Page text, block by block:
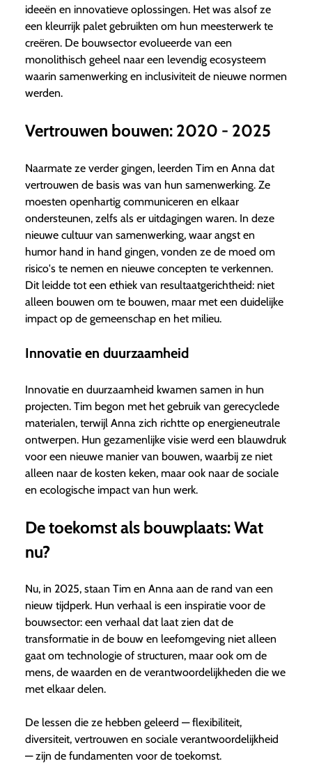
ideeën en innovatieve oplossingen. Het was alsof ze
een kleurrijk palet gebruikten om hun meesterwerk te
creëren. De bouwsector evolueerde van een
monolithisch geheel naar een levendig ecosysteem
waarin samenwerking en inclusiviteit de nieuwe normen
werden.
Vertrouwen bouwen: 2020 - 2025
Naarmate ze verder gingen, leerden Tim en Anna dat
vertrouwen de basis was van hun samenwerking. Ze
moesten openhartig communiceren en elkaar
ondersteunen, zelfs als er uitdagingen waren. In deze
nieuwe cultuur van samenwerking, waar angst en
humor hand in hand gingen, vonden ze de moed om
risico's te nemen en nieuwe concepten te verkennen.
Dit leidde tot een ethiek van resultaatgerichtheid: niet
alleen bouwen om te bouwen, maar met een duidelijke
impact op de gemeenschap en het milieu.
Innovatie en duurzaamheid
Innovatie en duurzaamheid kwamen samen in hun
projecten. Tim begon met het gebruik van gerecyclede
materialen, terwijl Anna zich richtte op energieneutrale
ontwerpen. Hun gezamenlijke visie werd een blauwdruk
voor een nieuwe manier van bouwen, waarbij ze niet
alleen naar de kosten keken, maar ook naar de sociale
en ecologische impact van hun werk.
De toekomst als bouwplaats: Wat
nu?
Nu, in 2025, staan Tim en Anna aan de rand van een
nieuw tijdperk. Hun verhaal is een inspiratie voor de
bouwsector: een verhaal dat laat zien dat de
transformatie in de bouw en leefomgeving niet alleen
gaat om technologie of structuren, maar ook om de
mens, de waarden en de verantwoordelijkheden die we
met elkaar delen.
De lessen die ze hebben geleerd — flexibiliteit,
diversiteit, vertrouwen en sociale verantwoordelijkheid
— zijn de fundamenten voor de toekomst.